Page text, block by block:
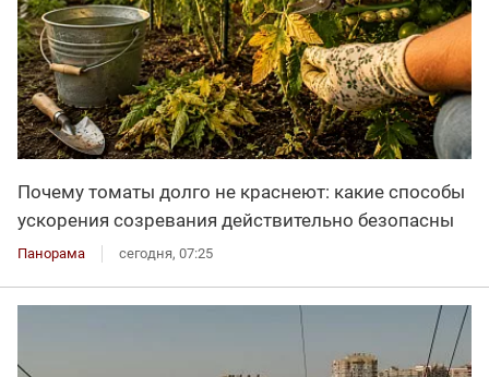
Почему томаты долго не краснеют: какие способы
ускорения созревания действительно безопасны
Панорама сегодня, 07:25